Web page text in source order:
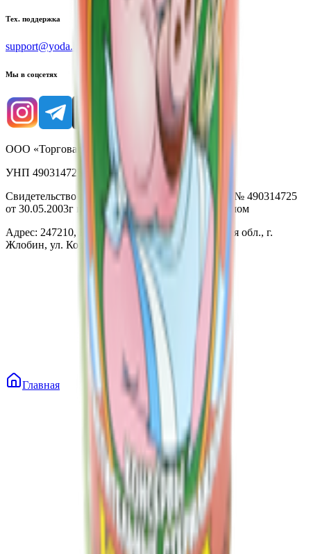
Тех. поддержка
support@yoda.by
Мы в соцсетях
ООО «Торговая сеть «Продмир»
УНП 490314725
Свидетельство о государственной регистрации № 490314725
от 30.05.2003г выдано Гомельским облисполкомом
Адрес: 247210, Республика Беларусь, Гомельская обл., г.
Жлобин, ул. Козлова 2-А
Главная